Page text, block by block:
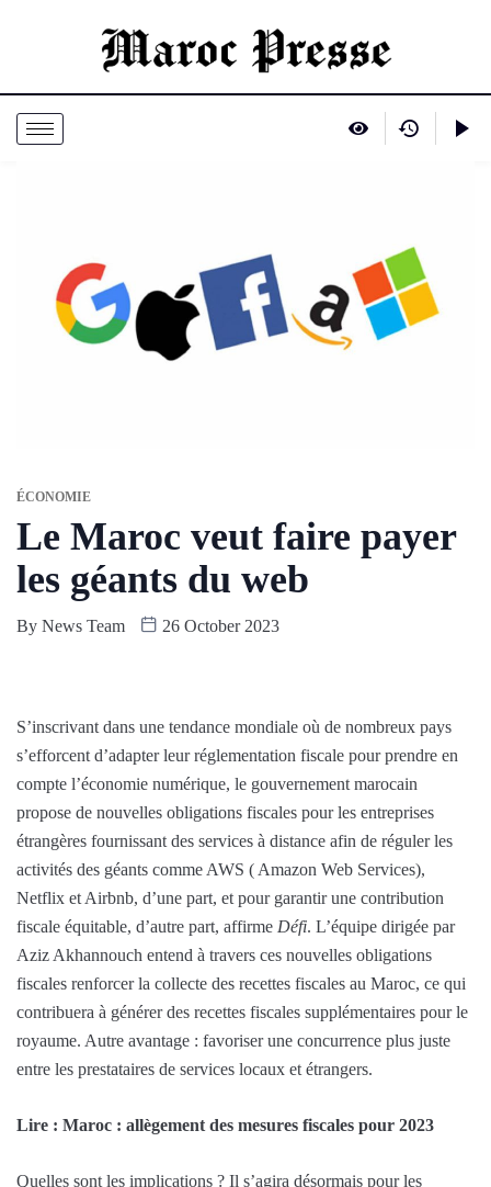
ÉCONOMIE
Le Maroc veut faire payer
les géants du web
By News Team 26 October 2023
S’inscrivant dans une tendance mondiale où de nombreux pays
s’efforcent d’adapter leur réglementation fiscale pour prendre en
compte l’économie numérique, le gouvernement marocain
propose de nouvelles obligations fiscales pour les entreprises
étrangères fournissant des services à distance afin de réguler les
activités des géants comme AWS ( Amazon Web Services),
Netflix et Airbnb, d’une part, et pour garantir une contribution
fiscale équitable, d’autre part, affirme Défi. L’équipe dirigée par
Aziz Akhannouch entend à travers ces nouvelles obligations
fiscales renforcer la collecte des recettes fiscales au Maroc, ce qui
contribuera à générer des recettes fiscales supplémentaires pour le
royaume. Autre avantage : favoriser une concurrence plus juste
entre les prestataires de services locaux et étrangers.
Lire : Maroc : allègement des mesures fiscales pour 2023
Quelles sont les implications ? Il s’agira désormais pour les